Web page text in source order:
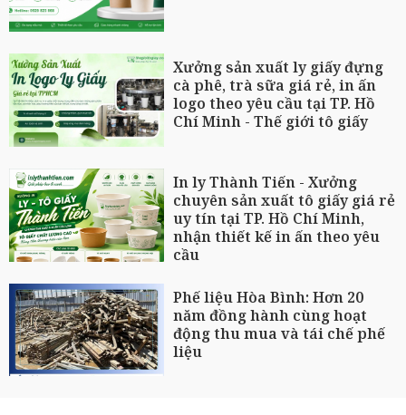
Xưởng sản xuất ly giấy đựng
cà phê, trà sữa giá rẻ, in ấn
logo theo yêu cầu tại TP. Hồ
Chí Minh - Thế giới tô giấy
In ly Thành Tiến - Xưởng
chuyên sản xuất tô giấy giá rẻ
uy tín tại TP. Hồ Chí Minh,
nhận thiết kế in ấn theo yêu
cầu
Phế liệu Hòa Bình: Hơn 20
năm đồng hành cùng hoạt
động thu mua và tái chế phế
liệu